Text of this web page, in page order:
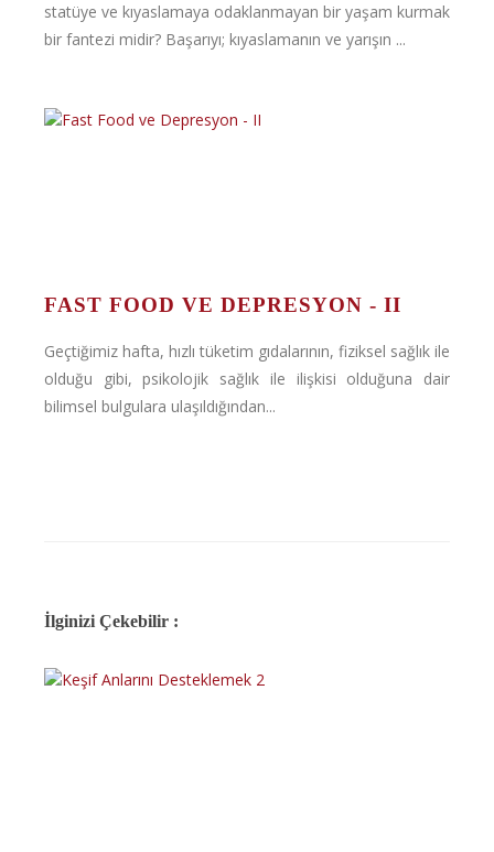
statüye ve kıyaslamaya odaklanmayan bir yaşam kurmak
bir fantezi midir? Başarıyı; kıyaslamanın ve yarışın ...
FAST FOOD VE DEPRESYON - II
Geçtiğimiz hafta, hızlı tüketim gıdalarının, fiziksel sağlık ile
olduğu gibi, psikolojik sağlık ile ilişkisi olduğuna dair
bilimsel bulgulara ulaşıldığından...
İlginizi Çekebilir :